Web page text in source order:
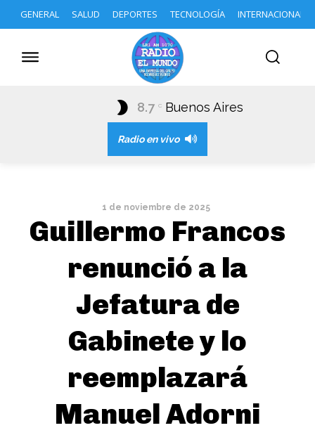
GENERAL SALUD DEPORTES TECNOLOGÍA INTERNACIONAL
8.7 C Buenos Aires
Radio en vivo
1 de noviembre de 2025
Guillermo Francos
renunció a la
Jefatura de
Gabinete y lo
reemplazará
Manuel Adorni